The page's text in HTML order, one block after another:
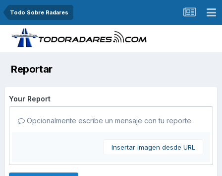
Todo Sobre Radares
Reportar
Your Report
Opcionalmente escribe un mensaje con tu reporte.
Insertar imagen desde URL